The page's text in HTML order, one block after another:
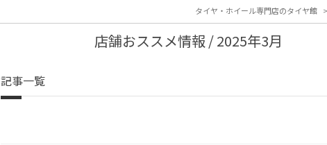
タイヤ・ホイール専門店のタイヤ館
店舗おススメ情報 / 2025年3月
記事一覧